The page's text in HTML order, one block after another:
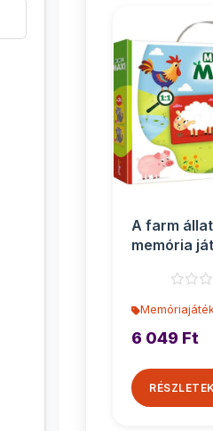
A farm
memória
6 049 Ft
RÉSZLETEK